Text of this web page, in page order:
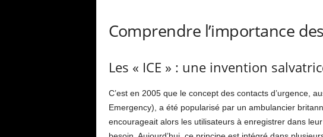
Comprendre l’importance
Les « ICE » : une invention
C’est en 2005 que le concept des contacts d’urgence,
Emergency), a été popularisé par un ambulancier
encourageait alors les utilisateurs à enregistrer dans